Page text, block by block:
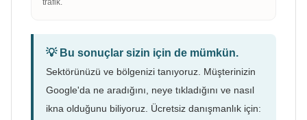
💡 Bu sonuçlar sizin için de mümkün.
Sektörünüzü ve bölgenizi tanıyoruz. Müşterinizin
Google'da ne aradığını, neye tıkladığını ve nasıl
ikna olduğunu biliyoruz. Ücretsiz danışmanlık için: